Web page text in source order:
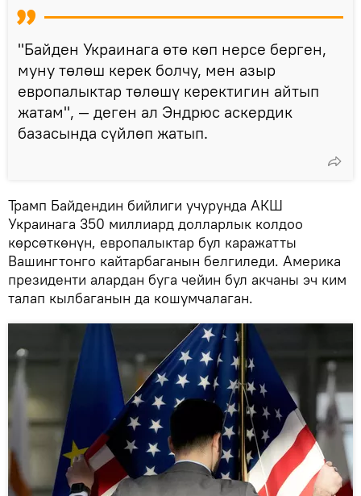
"Байден Украинага өтө көп нерсе берген,
муну төлөш керек болчу, мен азыр
европалыктар төлөшү керектигин айтып
жатам", — деген ал Эндрюс аскердик
базасында сүйлөп жатып.
Трамп Байдендин бийлиги учурунда АКШ
Украинага 350 миллиард долларлык колдоо
көрсөткөнүн, европалыктар бул каражатты
Вашингтонго кайтарбаганын белгиледи. Америка
президенти алардан буга чейин бул акчаны эч ким
талап кылбаганын да кошумчалаган.